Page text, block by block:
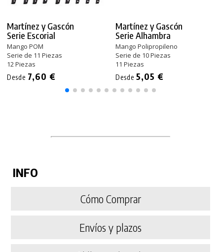
Martínez y Gascón
Serie Escorial
Mango POM
Serie de 11 Piezas
12 Piezas
Desde 7,60 €
Martínez y Gascón
Serie Alhambra
Mango Polipropileno
Serie de 10 Piezas
11 Piezas
Desde 5,05 €
INFO
Cómo Comprar
Envíos y plazos